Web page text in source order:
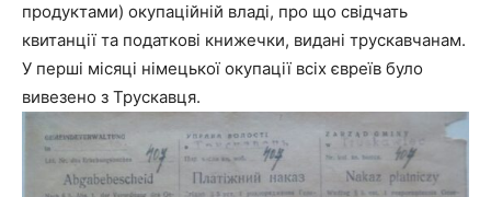
продуктами) окупаційній владі, про що свідчать
квитанції та податкові книжечки, видані трускавчанам.
У перші місяці німецької окупації всіх євреїв було
вивезено з Трускавця.